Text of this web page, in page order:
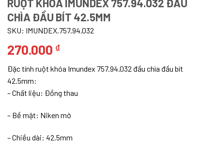
RUỘT KHÓA IMUNDEX 757.94.032 ĐẦU
CHÌA ĐẦU BÍT 42.5MM
SKU: IMUNDEX.757.94.032
270.000 ₫
Đặc tính ruột khóa Imundex 757.94.032 đầu chìa đầu bít
42.5mm:
– ​Chất liệu: Đồng thau
– Bề mặt: Niken mờ
– Chiều dài: 42.5mm